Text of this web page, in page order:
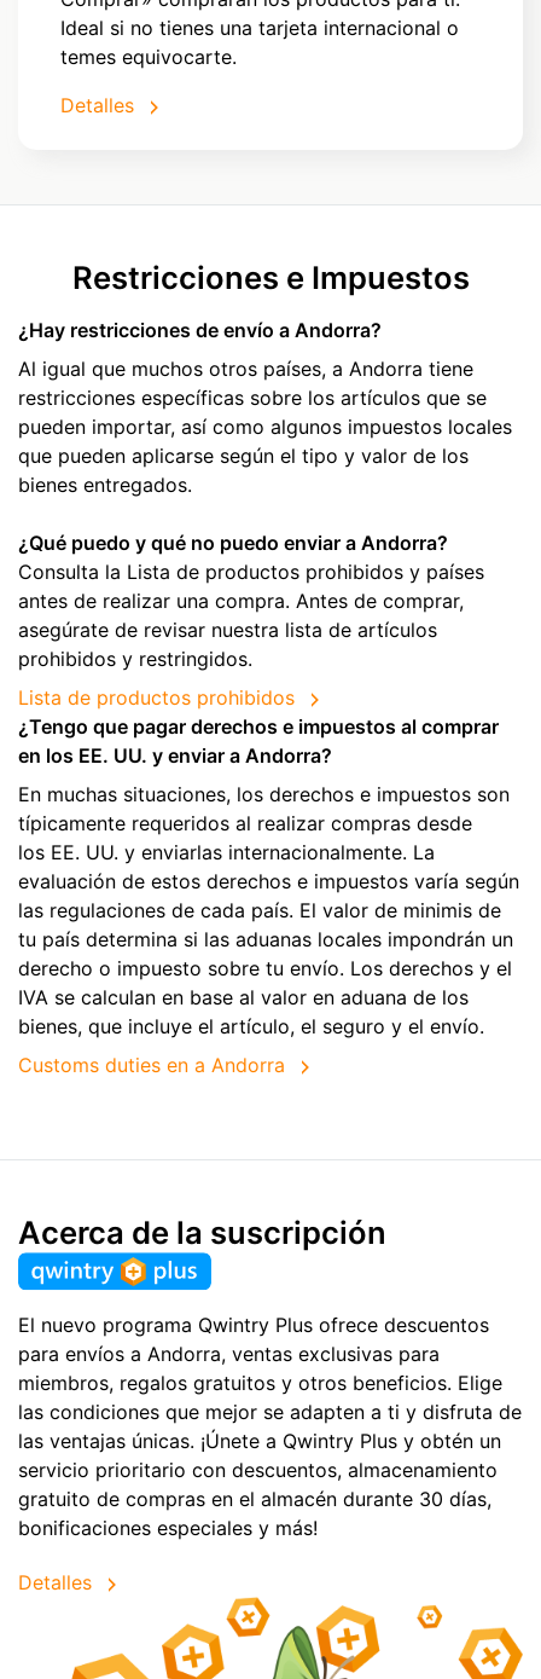
Ideal si no tienes una tarjeta internacional o
temes equivocarte.
Detalles
Restricciones e Impuestos
¿Hay restricciones de envío a Andorra?
Al igual que muchos otros países, a Andorra tiene
restricciones específicas sobre los artículos que se
pueden importar, así como algunos impuestos locales
que pueden aplicarse según el tipo y valor de los
bienes entregados.
¿Qué puedo y qué no puedo enviar a Andorra?
Consulta la Lista de productos prohibidos y países
antes de realizar una compra. Antes de comprar,
asegúrate de revisar nuestra lista de artículos
prohibidos y restringidos.
Lista de productos prohibidos
¿Tengo que pagar derechos e impuestos al comprar
en los EE. UU. y enviar a Andorra?
En muchas situaciones, los derechos e impuestos son
típicamente requeridos al realizar compras desde
los EE. UU. y enviarlas internacionalmente. La
evaluación de estos derechos e impuestos varía según
las regulaciones de cada país. El valor de minimis de
tu país determina si las aduanas locales impondrán un
derecho o impuesto sobre tu envío. Los derechos y el
IVA se calculan en base al valor en aduana de los
bienes, que incluye el artículo, el seguro y el envío.
Customs duties en a Andorra
Acerca de la suscripción
El nuevo programa Qwintry Plus ofrece descuentos
para envíos a Andorra, ventas exclusivas para
miembros, regalos gratuitos y otros beneficios. Elige
las condiciones que mejor se adapten a ti y disfruta de
las ventajas únicas. ¡Únete a Qwintry Plus y obtén un
servicio prioritario con descuentos, almacenamiento
gratuito de compras en el almacén durante 30 días,
bonificaciones especiales y más!
Detalles